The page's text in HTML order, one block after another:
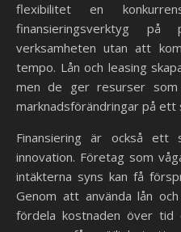
flexibilitet en
finansieringsverktyg
verksamheten utan att
tempo. Lån och leasing
men de ger resurser
marknadsförändringar på
Finansiering är också
innovation. Företag som
intäkterna syns kan få
Genom att använda lån
fördela kostnaden över tid